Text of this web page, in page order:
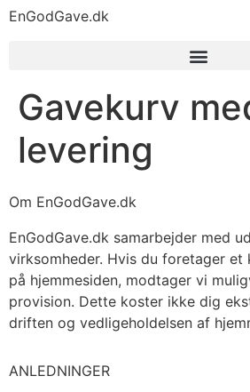
EnGodGave.dk
Gavekurv
levering
Om EnGodGave.dk
EnGodGave.dk samarbejder med
virksomheder. Hvis du foretager et
på hjemmesiden, modtager vi
provision. Dette koster ikke dig
driften og vedligeholdelsen af
ANLEDNINGER